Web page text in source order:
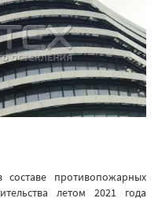
противопожарных
летом 2021 года